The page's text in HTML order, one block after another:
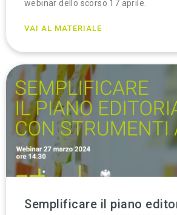
webinar dello scorso 17 aprile.
VAI AL MATERIALE
Semplificare il piano